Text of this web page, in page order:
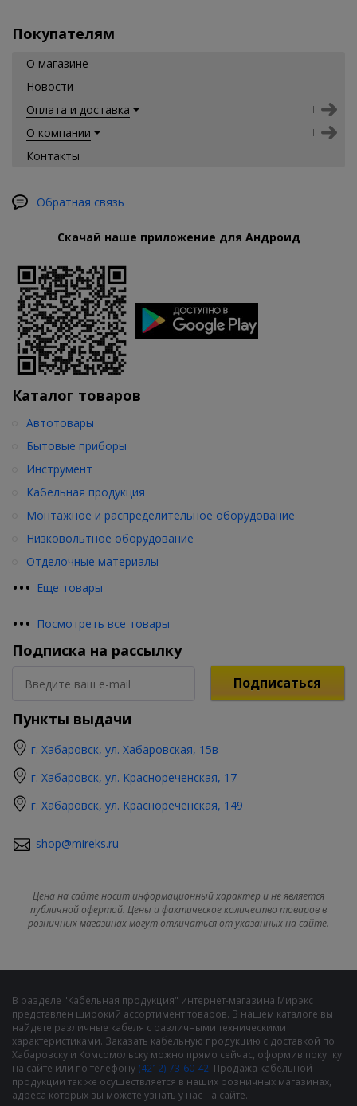
Покупателям
О магазине
Новости
Оплата и доставка
О компании
Контакты
Обратная связь
Скачай наше приложение для Андроид
Каталог товаров
••• Еще товары
Автотовары
Бытовые приборы
Инструмент
Кабельная продукция
Монтажное и распределительное оборудование
Низковольтное оборудование
Отделочные материалы
••• Посмотреть все товары
Подписка на рассылку
Подписаться
Пункты выдачи
г. Хабаровск, ул. Хабаровская, 15в
г. Хабаровск, ул. Краснореченская, 17
г. Хабаровск, ул. Краснореченская, 149
shop@mireks.ru
Цена на сайте носит информационный характер и не является
публичной офертой. Цены и фактическое количество товаров в
розничных магазинах могут отличаться от указанных на сайте.
В разделе "Кабельная продукция" интернет-магазина Мирэкс
представлен широкий ассортимент товаров. В нашем каталоге вы
найдете различные кабеля с различными техническими
характеристиками. Заказать кабельную продукцию с доставкой по
Хабаровску и Комсомольску можно прямо сейчас, оформив покупку
на сайте или по телефону (4212) 73-60-42. Продажа кабельной
продукции так же осуществляется в наших розничных магазинах,
адреса которых вы можете узнать у нас на сайте.